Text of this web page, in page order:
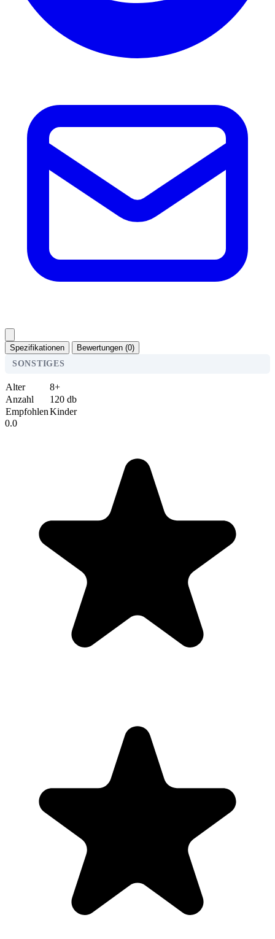
Spezifikationen
Bewertungen (0)
SONSTIGES
Alter
8+
Anzahl
120 db
EmpfohlenKinder
0.0